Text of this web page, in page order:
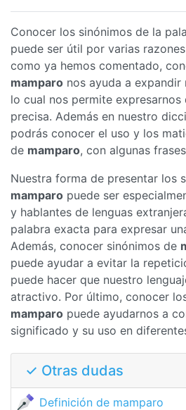
Conocer los sinónimos de la
puede ser útil por varias
como ya hemos comentado,
mamparo nos ayuda a
lo cual nos permite expresarnos
precisa. Además en nuestro
podrás conocer el uso y los
de mamparo, con algunas
Nuestra forma de presentar los
mamparo puede ser
y hablantes de lenguas
palabra exacta para expresar
Además, conocer sinónimos de
puede ayudar a evitar la
puede hacer que nuestro
atractivo. Por último, conocer
mamparo puede ayudarnos a
significado y su uso en
✓ Otras dudas
Definición de mamparo